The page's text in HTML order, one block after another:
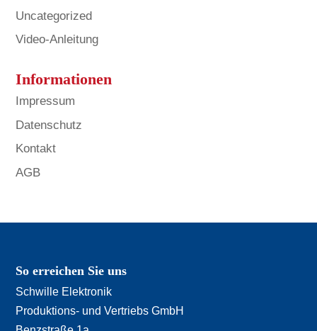
Uncategorized
Video-Anleitung
Informationen
Impressum
Datenschutz
Kontakt
AGB
So erreichen Sie uns
Schwille Elektronik
Produktions- und Vertriebs GmbH